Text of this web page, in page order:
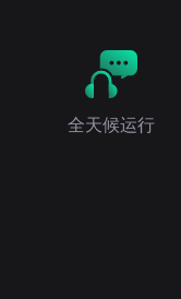
全天候运行